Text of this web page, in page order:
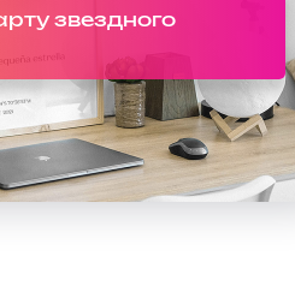
звездного